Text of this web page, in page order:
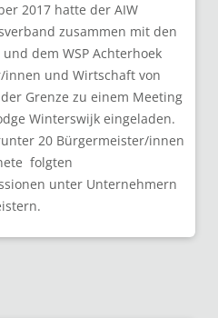
2017 hatte der AIW
zusammen mit den
dem WSP Achterhoek
innen und Wirtschaft von
Grenze zu einem Meeting
Winterswijk eingeladen.
20 Bürgermeister/innen
folgten
unter Unternehmern